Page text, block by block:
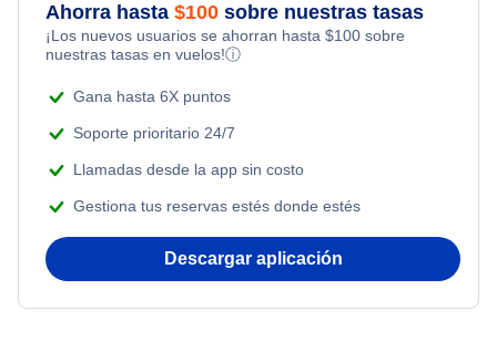
Ahorra hasta $100 sobre nuestras tasas
¡Los nuevos usuarios se ahorran hasta $100 sobre
nuestras tasas en vuelos!ⓘ
Gana hasta 6X puntos
Soporte prioritario 24/7
Llamadas desde la app sin costo
Gestiona tus reservas estés donde estés
Descargar aplicación